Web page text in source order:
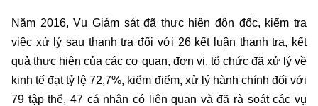
Năm 2016, Vụ Giám sát đã thực hiện đôn đốc, kiểm tra
việc xử lý sau thanh tra đối với 26 kết luận thanh tra, kết
quả thực hiện của các cơ quan, đơn vị, tổ chức đã xử lý về
kinh tế đạt tỷ lệ 72,7%, kiểm điểm, xử lý hành chính đối với
79 tập thể, 47 cá nhân có liên quan và đã rà soát các vụ